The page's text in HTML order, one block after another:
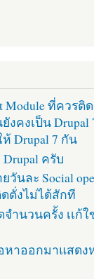
Module ที่ควรติ
งคงเป็น Drupal
Drupal 7 กัน
ครับ
นละ Social
ตั่งไม่ได้สักที
ำนวนครั้ง เเก้ใ
หาออกมาแสดง